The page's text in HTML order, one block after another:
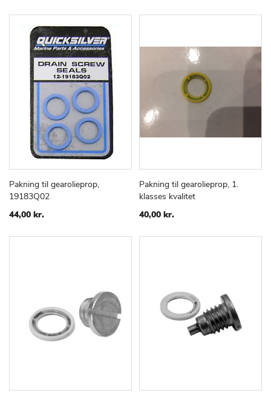
Læg i kurv
TILFØJSAMMENLIGN
Pakning til gearolieprop,
19183Q02
44,00 kr.
Læg i kurv
TILFØJ
Pakning til gearolieprop, 1.
klasses kvalitet
40,00 kr.